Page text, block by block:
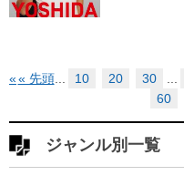
« 先頭
« ... 10 20 30
60
ジャンル別一覧